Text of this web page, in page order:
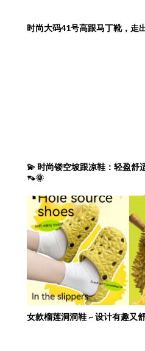
时尚大码41号高跟马丁靴，走
💫 时尚镂空坡跟凉鞋：轻盈舒
👡🌞
女款榴莲洞洞鞋 ~ 设计有趣又